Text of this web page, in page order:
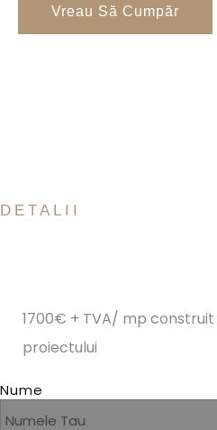
Vreau Să Cumpăr
DETALII
1700€ + TVA/ mp
proiectului
Nume